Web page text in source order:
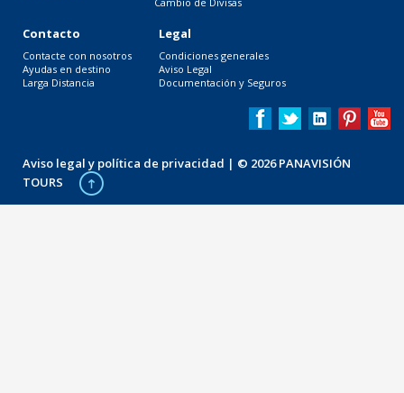
Contacto
Contacte con nosotros
Ayudas en destino
Larga Distancia
Legal
Condiciones generales
Aviso Legal
Documentación y Seguros
Aviso legal y política de privacidad | © 2026 PANAVISIÓN
TOURS